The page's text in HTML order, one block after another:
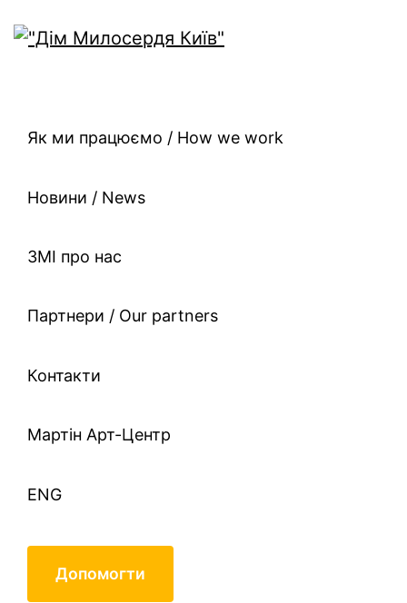
Як ми працюємо / How we work
Новини / News
ЗМІ про нас
Партнери / Our partners
Контакти
Mартін Арт-Центр
ENG
Допомогти